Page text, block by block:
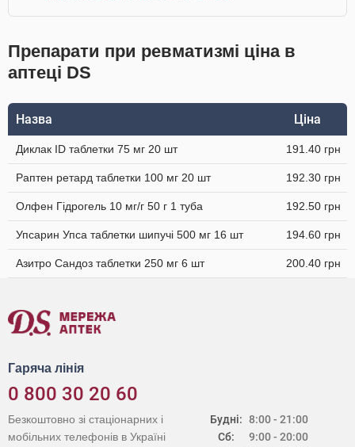
Препарати при ревматизмі ціна в
аптеці DS
Назва Ціна
Диклак ID таблетки 75 мг 20 шт 191.40 грн
Раптен ретард таблетки 100 мг 20 шт 192.30 грн
Олфен Гідрогель 10 мг/г 50 г 1 туба 192.50 грн
Упсарин Упса таблетки шипучі 500 мг 16 шт 194.60 грн
Азитро Сандоз таблетки 250 мг 6 шт 200.40 грн
Гаряча лінія
0 800 30 20 60
Будні:
Сб:
8:00 - 21:00
9:00 - 20:00
Безкоштовно зі стаціонарних і
мобільних телефонів в Україні